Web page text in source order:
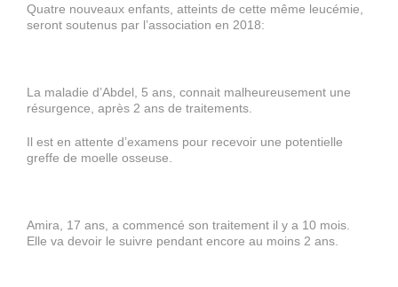
Quatre nouveaux enfants, atteints de cette même leucémie,
seront soutenus par l’association en 2018:
La maladie d’Abdel, 5 ans, connait malheureusement une
résurgence, après 2 ans de traitements.
Il est en attente d’examens pour recevoir une potentielle
greffe de moelle osseuse.
Amira, 17 ans, a commencé son traitement il y a 10 mois.
Elle va devoir le suivre pendant encore au moins 2 ans.